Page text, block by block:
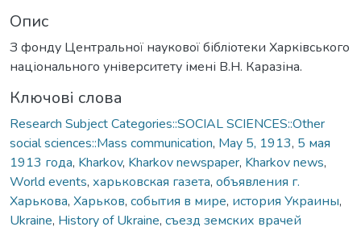
Опис
З фонду Центральної наукової бібліотеки Харківського
національного університету імені В.Н. Каразіна.
Ключові слова
Research Subject Categories::SOCIAL SCIENCES::Other
social sciences::Mass communication, May 5, 1913, 5 мая
1913 года, Kharkov, Kharkov newspaper, Kharkov news,
World events, харьковская газета, объявления г.
Харькова, Харьков, события в мире, история Украины,
Ukraine, History of Ukraine, съезд земских врачей